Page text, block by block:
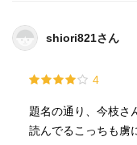
shiori821さん
4
題名の通り、今枝さ
読んでるこっちも虜